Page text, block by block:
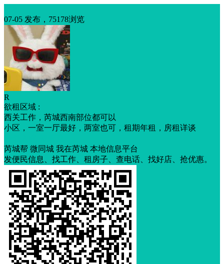
07-05 发布，75178浏览
R
欲租区域 :
西关工作，芮城西南部位都可以
小区，一室一厅最好，两室也可，租期年租，房租详谈
芮城帮 微同城 我在芮城 本地信息平台
发便民信息、找工作、租房子、查电话、找好店、抢优惠。